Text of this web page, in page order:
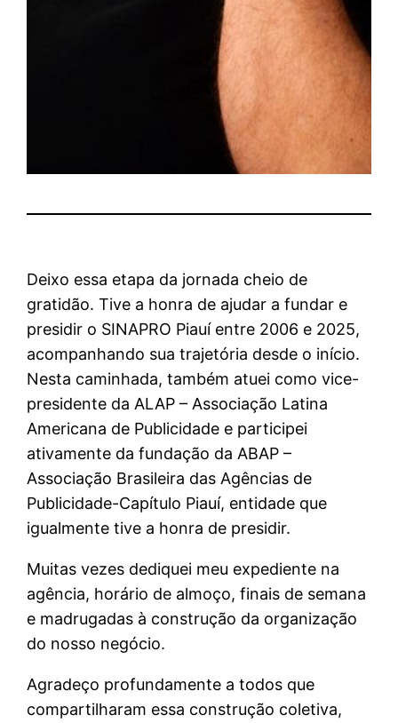
Deixo essa etapa da jornada cheio de
gratidão. Tive a honra de ajudar a fundar e
presidir o SINAPRO Piauí entre 2006 e 2025,
acompanhando sua trajetória desde o início.
Nesta caminhada, também atuei como vice-
presidente da ALAP – Associação Latina
Americana de Publicidade e participei
ativamente da fundação da ABAP –
Associação Brasileira das Agências de
Publicidade-Capítulo Piauí, entidade que
igualmente tive a honra de presidir.
Muitas vezes dediquei meu expediente na
agência, horário de almoço, finais de semana
e madrugadas à construção da organização
do nosso negócio.
Agradeço profundamente a todos que
compartilharam essa construção coletiva,